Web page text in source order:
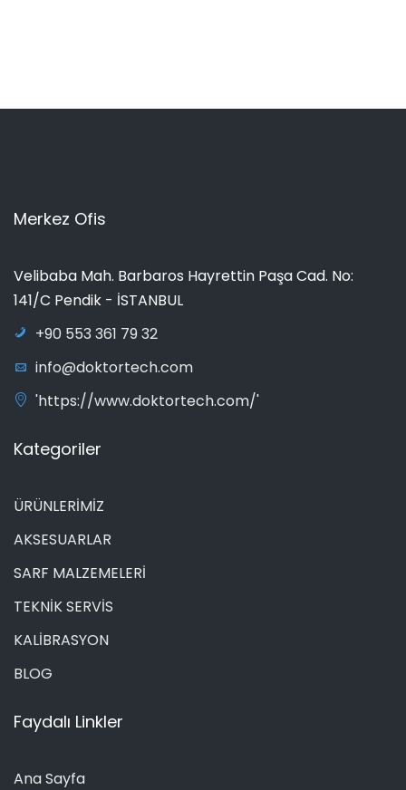
Merkez Ofis
Velibaba Mah. Barbaros Hayrettin Paşa Cad. No:
141/C Pendik - İSTANBUL
+90 553 361 79 32
info@doktortech.com
'https://www.doktortech.com/'
Kategoriler
ÜRÜNLERİMİZ
AKSESUARLAR
SARF MALZEMELERİ
TEKNİK SERVİS
KALİBRASYON
BLOG
Faydalı Linkler
Ana Sayfa